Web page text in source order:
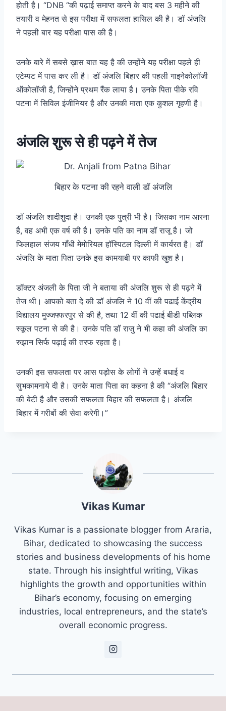
होती है। “DNB “की पढ़ाई समाप्त करने के बाद बस 3 महीने की
तयारी व मेहनत से इस परीक्षा में सफलता हासिल की है। डॉ अंजलि
ने पहली बार यह परीक्षा पास की है।
उनके बारे में सबसे ख़ास बात यह है की उन्होंने यह परीक्षा पहले ही
एटेम्पट में पास कर ली है। डॉ अंजलि बिहार की पहली गाइनेकोलॉजी
ऑकोलॉजी है, जिन्होंने प्रथम रैंक लाया है। उनके पिता पीके रवि
पटना में सिविल इंजीनियर है और उनकी माता एक कुशल गृहणी है।
अंजलि शुरू से ही पढ़ने में तेज
बिहार के पटना की रहने वाली डॉ अंजलि
डॉ अंजलि शादीशुदा है। उनकी एक पुत्री भी है। जिसका नाम आरना
है, वह अभी एक वर्ष की है। उनके पति का नाम डॉ राजू है। जो
फिलहाल संजय गाँधी मेमोरियल हॉस्पिटल दिल्ली में कार्यरत है। डॉ
अंजलि के माता पिता उनके इस कामयाबी पर काफी खुश है।
डॉक्टर अंजली के पिता जी ने बताया की अंजलि शुरू से ही पढ़ने में
तेज थी। आपको बता दे की डॉ अंजलि ने 10 वीं की पढाई केंद्रीय
विद्यालय मुज्जफ्फरपुर से की है, तथा 12 वीं की पढाई बीडी पब्लिक
स्कूल पटना से की है। उनके पति डॉ राजु ने भी कहा की अंजलि का
रुझान सिर्फ पढ़ाई की तरफ रहता है।
उनकी इस सफलता पर आस पड़ोस के लोगों ने उन्हें बधाई व
सुभकामनाये दी है। उनके माता पिता का कहना है की “अंजलि बिहार
की बेटी है और उसकी सफलता बिहार की सफलता है। अंजलि
बिहार में गरीबों की सेवा करेगी।”
Vikas Kumar
Vikas Kumar is a passionate blogger from Araria,
Bihar, dedicated to showcasing the success
stories and business developments of his home
state. Through his insightful writing, Vikas
highlights the growth and opportunities within
Bihar’s economy, focusing on emerging
industries, local entrepreneurs, and the state’s
overall economic progress.